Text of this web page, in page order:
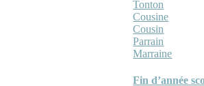
Tonton
Cousine
Cousin
Parrain
Marraine
Fin d’année